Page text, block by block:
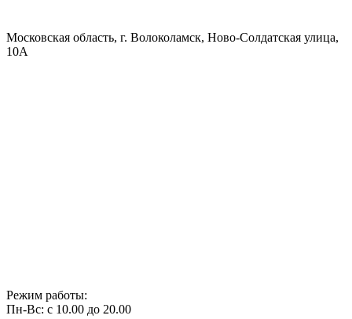
Московская область, г. Волоколамск, Ново-Солдатская улица,
10А
Режим работы:
Пн-Вс: с 10.00 до 20.00